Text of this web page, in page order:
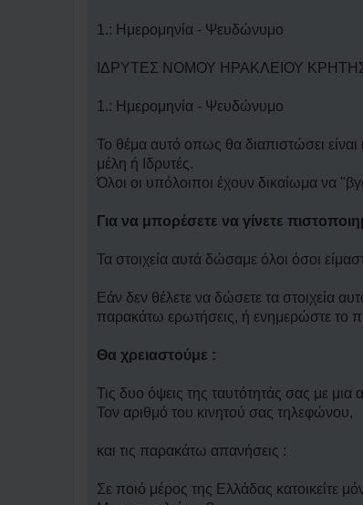
1.: Ημερομηνία - Ψευδώνυμο
ΙΔΡΥΤΕΣ ΝΟΜΟΥ ΗΡΑΚΛΕΙΟΥ
1.: Ημερομηνία - Ψευδώνυμο
Το θέμα αυτό οπως θα διαπιστώσει είναι
μέλη ή Ιδρυτές.
Όλοι οι υπόλοιποι έχουν δικαίωμα να
Για να μπορέσετε να γίνετε
Τα στοιχεία αυτά δώσαμε όλοι όσοι
Εάν δεν θέλετε να δώσετε τα στοιχεία
παρακάτω ερωτήσεις, ή ενημερώστε το
Θα χρειαστούμε :
Τις δυο όψεις της ταυτότητάς σας με
Τον αριθμό του κινητού σας τηλεφώνου,
και τις παρακάτω απανήσεις :
Σε ποιό μέρος της Ελλάδας κατοικείτε